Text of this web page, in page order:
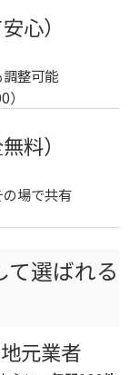
心）
整可能
料）
場で共有
選ばれる
元業者